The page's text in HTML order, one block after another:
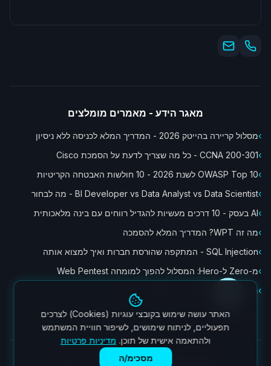
מאגר הידע - מאמרים מומלצים
›מסלול קריירה בהייטק 2026 - המדריך המלא לכניסה ללא ניסיון
›CCNA 200-301 - כל מה שצריך לדעת על הסמכת Cisco
›OWASP Top 10 לשנת 2026 - 10 חולשות האבטחה הקריטיות
›BI Developer vs Data Analyst vs Data Scientist - מה לבחור
›AI בעסק - 10 דרכים מעשיות להגדיל רווחים עם בינה מלאכותית
›מה זה WPT? המדריך המלא להסמכה
›SQL Injection - המתקפה שהורסת חברות ואיך למצוא אותה
›מ-Zero ל-Hero: המסלול להפוך למומחה Web Pentest
›מבוא לבינה מלאכותית בעולמות השיווק
לכל המאמרים ← הנציגה ממתינה לך
האתר עושה שימוש בקובצי עוגיות (Cookies) לצרכים
תפעוליים, לניתוח שימושים, לשיפור חוויית המשתמש
ולהתאמה אישית של תוכן. מדיניות פרטיות
מסכימ/ה